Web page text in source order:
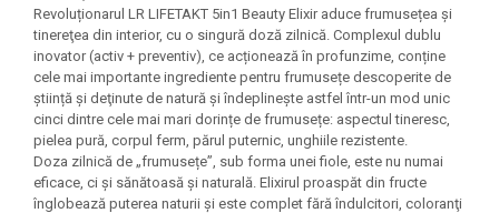
Revoluționarul LR LIFETAKT 5in1 Beauty Elixir aduce frumusețea şi
tinereţea din interior, cu o singură doză zilnică. Complexul dublu
inovator (activ + preventiv), ce acționează în profunzime, conține
cele mai importante ingrediente pentru frumusețe descoperite de
știință și deţinute de natură şi îndeplineşte astfel într-un mod unic
cinci dintre cele mai mari dorințe de frumusețe: aspectul tineresc,
pielea pură, corpul ferm, părul puternic, unghiile rezistente.
Doza zilnică de „frumusețe”, sub forma unei fiole, este nu numai
eficace, ci și sănătoasă și naturală. Elixirul proaspăt din fructe
înglobează puterea naturii și este complet fără îndulcitori, coloranţi